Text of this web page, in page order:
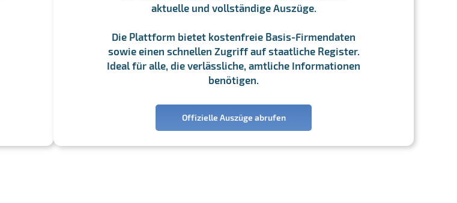
aktuelle und vollständige Auszüge.
Die Plattform bietet kostenfreie Basis-Firmendaten
sowie einen schnellen Zugriff auf staatliche Register.
Ideal für alle, die verlässliche, amtliche Informationen
benötigen.
Offizielle Auszüge abrufen